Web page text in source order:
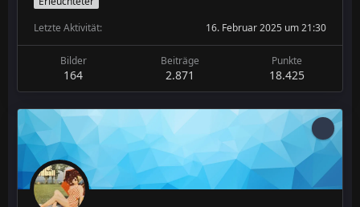
Letzte Aktivität
16. Februar 2025 um 21:30
Bilder
164
Beiträge
2.871
Punkte
18.425